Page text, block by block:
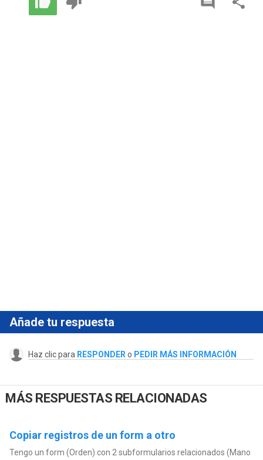
Añade tu respuesta
Haz clic para RESPONDER o PEDIR MÁS INFORMACIÓN
MÁS RESPUESTAS RELACIONADAS
Copiar registros de un form a otro
Tengo un form (Orden) con 2 subformularios relacionados (Mano